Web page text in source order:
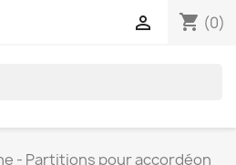
shopping_cart (0)

- Partitions pour accordéon